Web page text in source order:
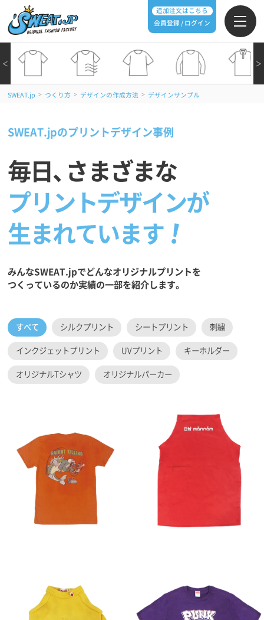
追加注文はこちら
会員登録 / ログイン
＞
＜
SWEAT.jp > つくり方 > デザインの作成方法 > デザインサンプル
SWEAT.jpのプリントデザイン事例
毎日 、 さまざまな
プリントデザインが
生まれています
みんなSWEAT.jpでどんなオリジナルプリントを
つくっているのか実績の一部を紹介します。
すべて シルクプリント シートプリント 刺繍
インクジェットプリント UVプリント キーホルダー
オリジナルTシャツ オリジナルパーカー